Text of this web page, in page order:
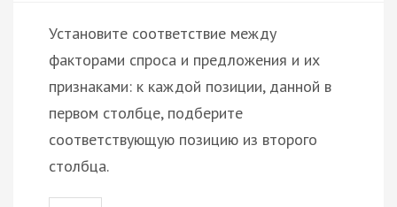
Установите соответствие между
факторами спроса и предложения и их
признаками: к каждой позиции, данной в
первом столбце, подберите
соответствующую позицию из второго
столбца.